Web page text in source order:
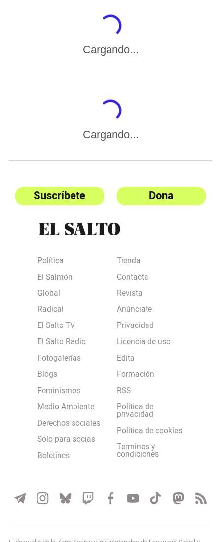
Cargando...
Cargando...
Suscríbete Dona
Política
El Salmón
Global
Radical
El Salto TV
El Salto Radio
Fotogalerías
Blogs
Feminismos
Medio Ambiente
Derechos sociales
Solo para socias
Boletines
Tienda
Contacta
Revista
Anúnciate
Privacidad
Licencia de uso
Edita
Formación
RSS
Política de
privacidad
Política de cookies
Terminos y
condiciones